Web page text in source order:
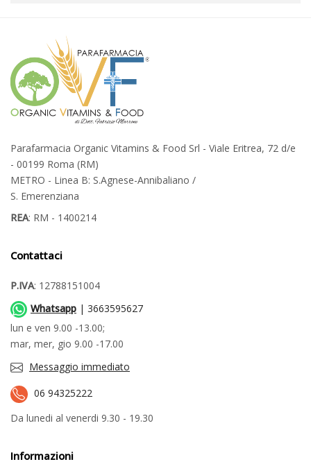
Parafarmacia Organic Vitamins & Food Srl - Viale Eritrea, 72 d/e
- 00199 Roma (RM)
METRO - Linea B: S.Agnese-Annibaliano /
S. Emerenziana
REA: RM - 1400214
Contattaci
P.IVA: 12788151004
Whatsapp | 3663595627
lun e ven 9.00 -13.00;
mar, mer, gio 9.00 -17.00
Messaggio immediato
06 94325222
Da lunedi al venerdi 9.30 - 19.30
Informazioni